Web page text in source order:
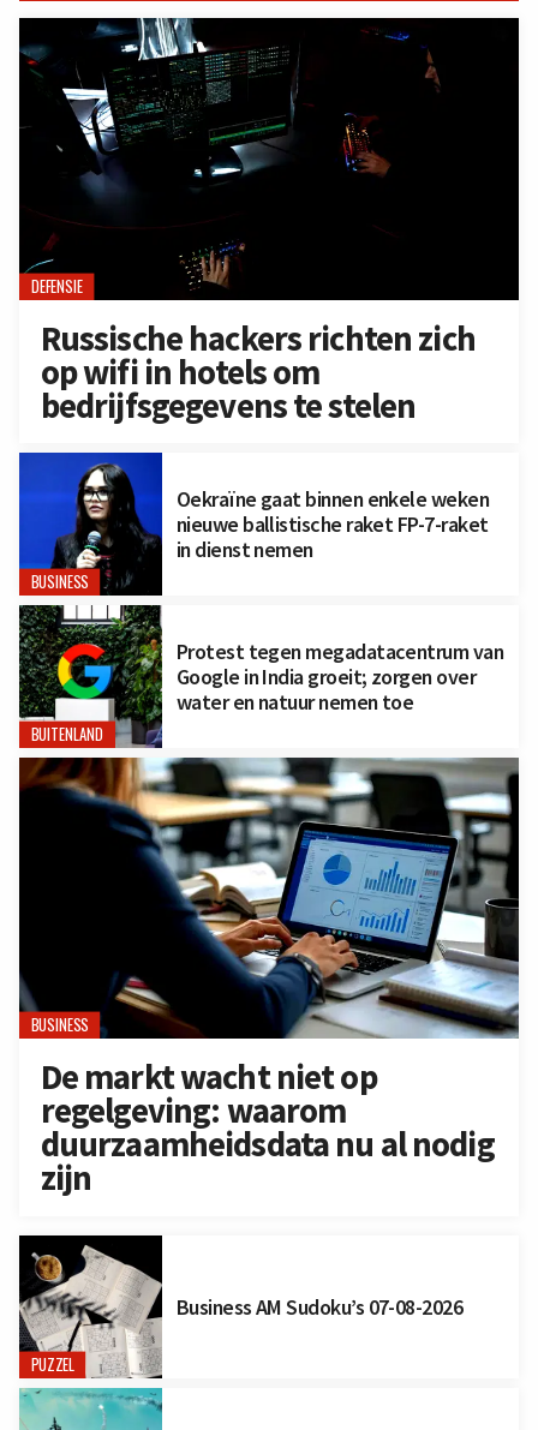
DEFENSIE
Russische hackers richten zich
op wifi in hotels om
bedrijfsgegevens te stelen
BUSINESS
Oekraïne gaat binnen enkele weken
nieuwe ballistische raket FP-7-raket
in dienst nemen
BUITENLAND
Protest tegen megadatacentrum van
Google in India groeit; zorgen over
water en natuur nemen toe
BUSINESS
De markt wacht niet op
regelgeving: waarom
duurzaamheidsdata nu al nodig
zijn
PUZZEL
Business AM Sudoku’s 07-08-2026